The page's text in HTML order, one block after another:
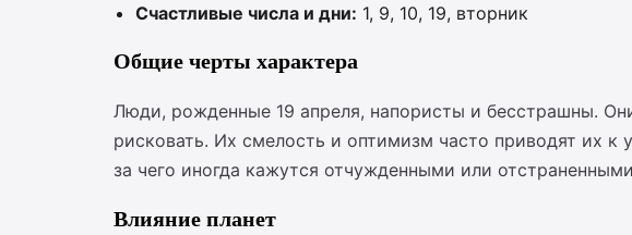
Счастливые числа и дни: 1, 9, 10, 19, вторник
Общие черты характера
Люди, рожденные 19 апреля, напористы и бесстрашны.
рисковать. Их смелость и оптимизм часто приводят их
за чего иногда кажутся отчужденными или
Влияние планет